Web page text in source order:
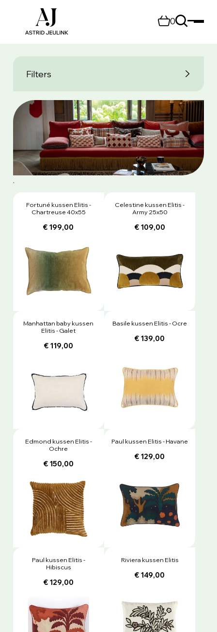
0
Filters
.
Fortuné kussen Elitis -
Chartreuse 40x55
€ 199,00
Celestine kussen Elitis -
Army 25x50
€ 109,00
Manhattan baby kussen
Elitis - Galet
€ 119,00
Basile kussen Elitis - Ocre
€ 139,00
Edmond kussen Elitis -
Ochre
€ 150,00
Paul kussen Elitis - Havane
€ 129,00
Paul kussen Elitis -
Hibiscus
€ 129,00
Riviera kussen Elitis
€ 149,00